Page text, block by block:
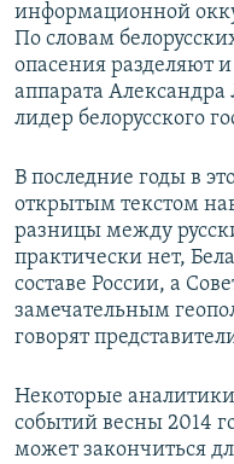
информационной
По словам
опасения разделяют
аппарата
лидер белорусского
В последние годы в
открытым текстом
разницы между
практически нет,
составе России, а
замечательным
говорят
Некоторые аналитики
событий весны 2014
может закончиться